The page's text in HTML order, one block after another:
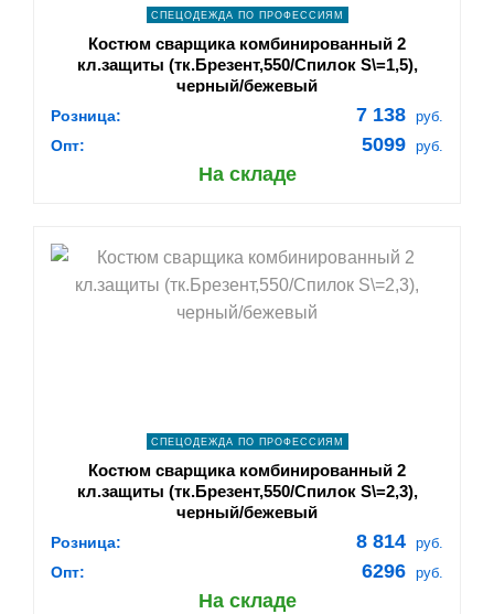
СПЕЦОДЕЖДА ПО ПРОФЕССИЯМ
Костюм сварщика комбинированный 2
кл.защиты (тк.Брезент,550/Спилок S\=1,5),
черный/бежевый
Розница: 7 138 руб.
Опт: 5099 руб.
На складе
shopping_cart В КОРЗИНУ
navigate_next
ПОДРОБНЕЕ
СПЕЦОДЕЖДА ПО ПРОФЕССИЯМ
Костюм сварщика комбинированный 2
кл.защиты (тк.Брезент,550/Спилок S\=2,3),
черный/бежевый
Розница: 8 814 руб.
Опт: 6296 руб.
На складе